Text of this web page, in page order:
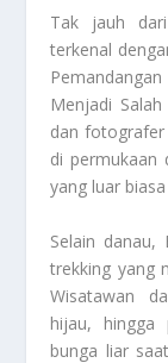
Tak jauh
terkenal
Menjadi
dan fotografer
di permukaan
yang luar
Selain
trekking yang
Wisatawan
hijau, hingga
bunga liar